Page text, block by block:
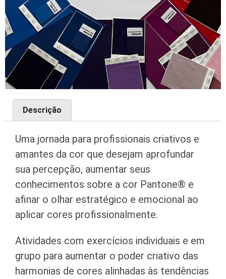
Descrição
Uma jornada para profissionais criativos e
amantes da cor que desejam aprofundar
sua percepção, aumentar seus
conhecimentos sobre a cor Pantone® e
afinar o olhar estratégico e emocional ao
aplicar cores profissionalmente.
Atividades com exercícios individuais e em
grupo para aumentar o poder criativo das
harmonias de cores alinhadas às tendências